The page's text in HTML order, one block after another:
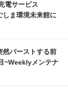
電サービス
しま環境未来館に
然バーストする前
~Weeklyメンテナ